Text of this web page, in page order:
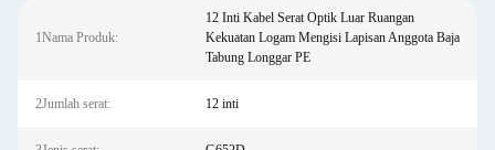
1Nama Produk:
12 Inti Kabel Serat Optik Luar Ruangan
Kekuatan Logam Mengisi Lapisan Anggota Baja
Tabung Longgar PE
2Jumlah serat: 12 inti